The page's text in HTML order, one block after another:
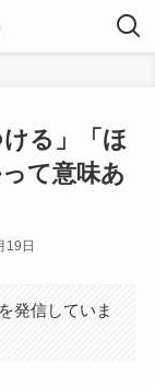
る」「ほ
て意味あ
19日
発信していま